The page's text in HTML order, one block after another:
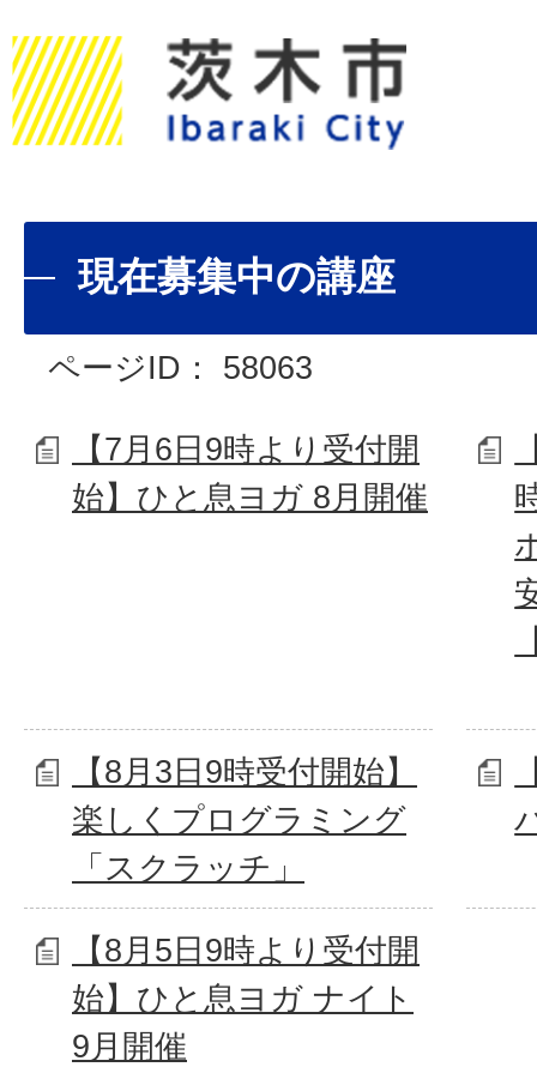
現在募集中の講座
ページID： 58063
【7月6日9時より受付開
始】ひと息ヨガ 8月開催
【8月3日9時受付開始】
楽しくプログラミング
「スクラッチ」
【8月5日9時より受付開
始】ひと息ヨガ ナイト
9月開催